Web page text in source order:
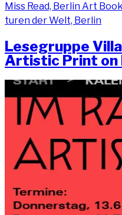
Miss Read, Ber­lin Art
tu­ren der Welt, Berlin
Lese­grup­pe
Artis­tic Print on